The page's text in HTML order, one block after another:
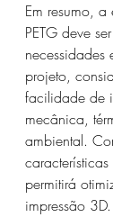
Em resumo, a
PETG deve
necessidades
projeto,
facilidade de
mecânica,
ambiental.
permitirá
impressão 3D.